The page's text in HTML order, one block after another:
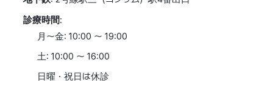
診療時間:
月〜金: 10:00 〜 19:00
土: 10:00 〜 16:00
日曜・祝日は休診